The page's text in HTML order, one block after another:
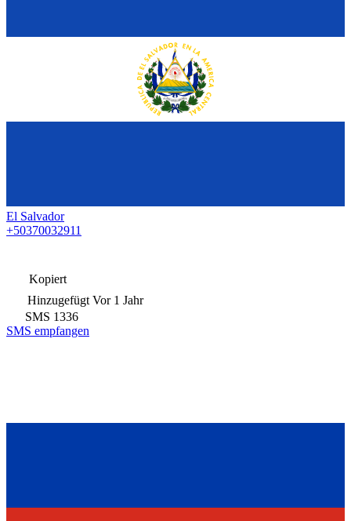
El Salvador
+50370032911
Kopiert
Hinzugefügt Vor 1 Jahr
SMS 1336
SMS empfangen